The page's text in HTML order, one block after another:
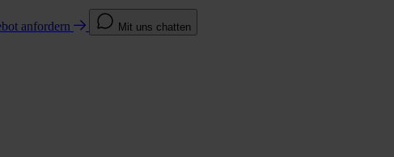
anfordern Mit uns chatten